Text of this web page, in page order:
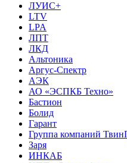
ЛУИС+
LTV
LPA
ЛПТ
ЛКД
Альтоника
Аргус-Спектр
АЭК
АО «ЭСПКБ Техно»
Бастион
Болид
Гарант
Группа компаний
Заря
ИНКАБ